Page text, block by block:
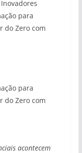
para
do Zero com
para
do Zero com
acontecem